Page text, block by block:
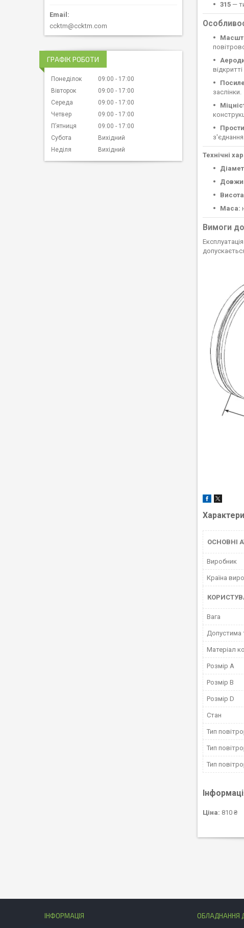
315 —
заслінки.
Технічні
Маса:
Вимоги до
ОСНОВНІ
Виробник
Країна
Вага
Допустима
Матеріал
Розмір A
Розмір B
Розмір D
Стан
Тип
Тип
Тип
Ціна: 810 ₴
ccktm@ccktm.com
ГРАФІК РОБОТИ
Понеділок 09:00
17:00
Вівторок
09:00
17:00
Середа
09:00
17:00
Четвер
09:00
17:00
Пʼятниця
09:00
17:00
Субота
Вихідний
Неділя
Вихідний
ІНФОРМАЦІЯ ОБЛАДНАННЯ